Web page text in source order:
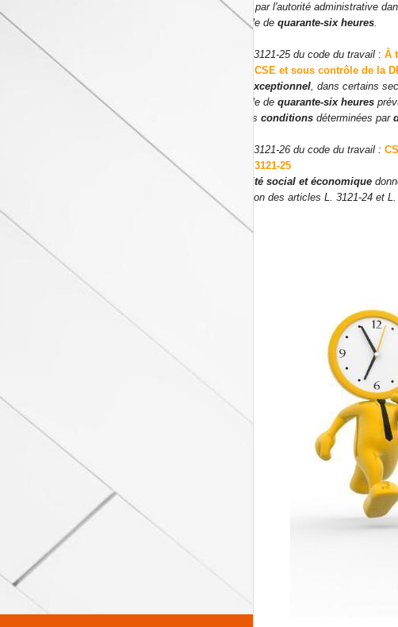
autorisé par l'autorité administrative
maximale de quarante-six heures.
Article L3121-25 du code du travail : À
avis du CSE et sous contrôle de la
titre exceptionnel, dans certains
maximale de quarante-six heures
dans des conditions déterminées par
Article L3121-26 du code du travail :
24 et L. 3121-25
comité social et économique
application des articles L. 3121-24 et